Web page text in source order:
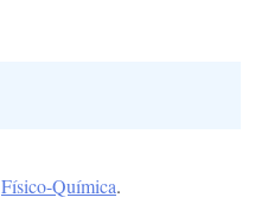
Físico-Química.